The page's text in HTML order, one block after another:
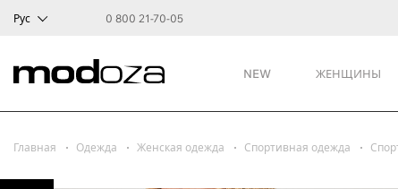
Рус 0 800 21-70-05
NEW ЖЕНЩИНЫ
Главная Одежда Женская одежда Спортивная одежда